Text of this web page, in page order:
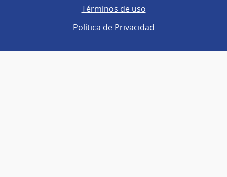
Términos de uso
Política de Privacidad